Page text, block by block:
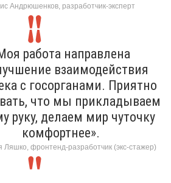
Андрюшенков, разработчик-эксперт
работа направлена
взаимодействия
с госорганами. Приятно
что мы прикладываем
руку, делаем мир чуточку
комфортнее».
Ляшко, фронтенд-разработчик (экс-стажер)